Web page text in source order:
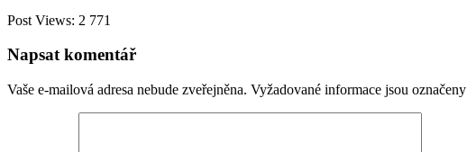
Post Views: 2 771
Napsat komentář
Vaše e-mailová adresa nebude zveřejněna. Vyžadované informace jsou označeny